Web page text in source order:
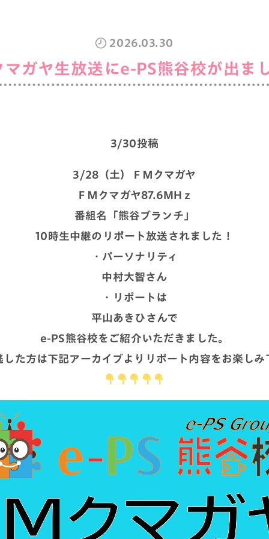
2026.03.30
マガヤ生放送にe-PS熊谷校が出ま
3/30投稿
3/28（土）ＦＭクマガヤ
ＦＭクマガヤ87.6MHｚ
番組名「熊谷ブランチ」
10時生中継のリポート放送されました！
・パーソナリティ
中村大智さん
・リポートは
平山あきひ さんで
e-PS熊谷校をご紹介いただきました。
した方は下記アーカイブよりリポート内容をお楽しみ